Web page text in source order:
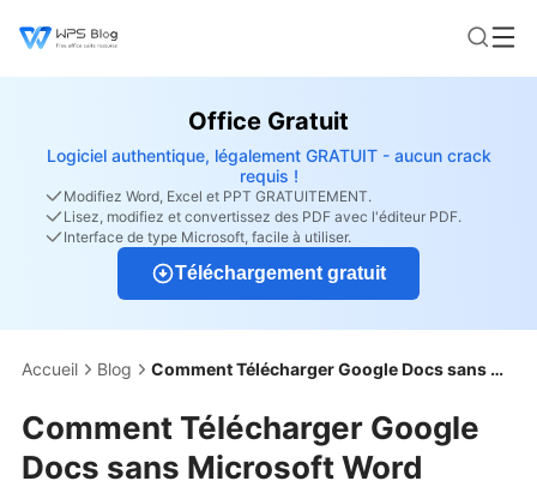
Office Gratuit
Logiciel authentique, légalement GRATUIT - aucun crack
requis !
Modifiez Word, Excel et PPT GRATUITEMENT.
Lisez, modifiez et convertissez des PDF avec l'éditeur PDF.
Interface de type Microsoft, facile à utiliser.
Téléchargement gratuit
Accueil Blog Comment Télécharger Google Docs sans Microsoft Word (Guide Étape par Étape)
Comment Télécharger Google
Docs sans Microsoft Word